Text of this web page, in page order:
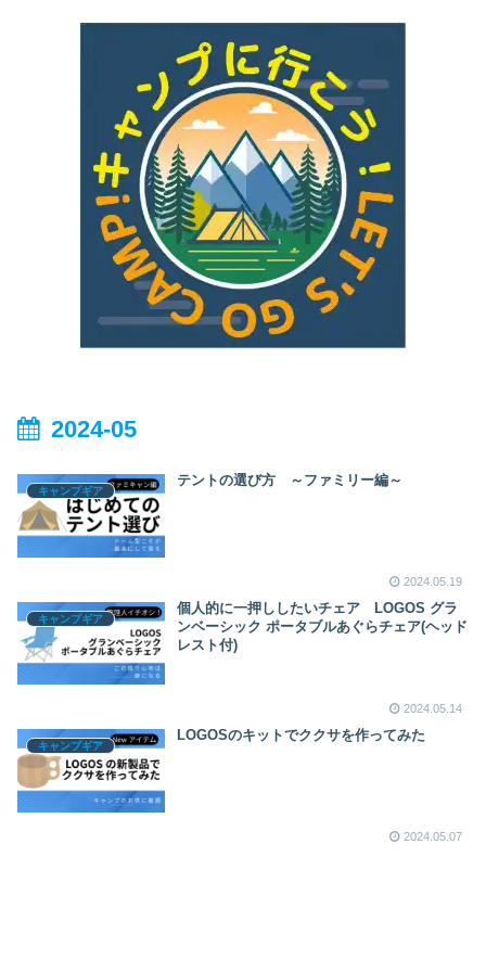
2024-05
キャンプギア
テントの選び方 ～ファミリー編～
2024.05.19
キャンプギア
個人的に一押ししたいチェア LOGOS グラ
ンベーシック ポータブルあぐらチェア(ヘッド
レスト付)
2024.05.14
キャンプギア
LOGOSのキットでククサを作ってみた
2024.05.07